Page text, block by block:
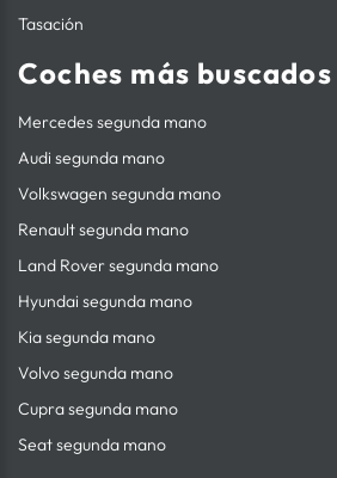
Tasación
Coches más buscados
Mercedes segunda mano
Audi segunda mano
Volkswagen segunda mano
Renault segunda mano
Land Rover segunda mano
Hyundai segunda mano
Kia segunda mano
Volvo segunda mano
Cupra segunda mano
Seat segunda mano